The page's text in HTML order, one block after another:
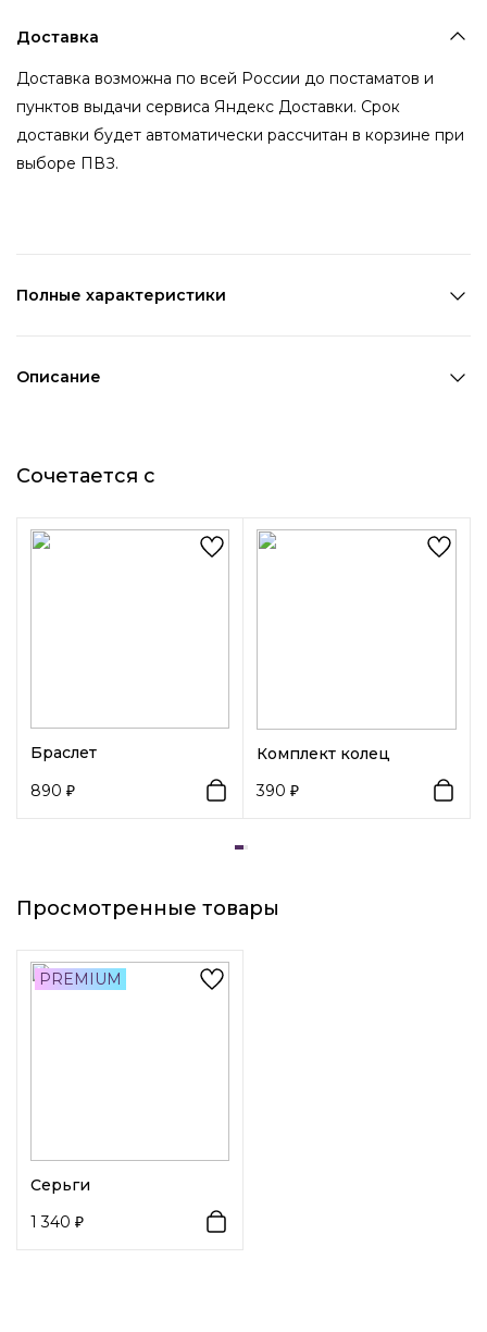
Доставка
Доставка возможна по всей России до постаматов и
пунктов выдачи сервиса Яндекс Доставки. Срок
доставки будет автоматически рассчитан в корзине при
выборе ПВЗ.
Полные характеристики
Ширина 1:2 см
Декоративный элемент 1:Без элементов
Описание
Надев пару на важное мероприятия, можно
Изделие выполнено из высококачественных
полированных материалов, благодаря чему прослужит
Сочетается с
Браслет
890
Комплект колец
390
Просмотренные товары
PREMIUM
Серьги
1 340